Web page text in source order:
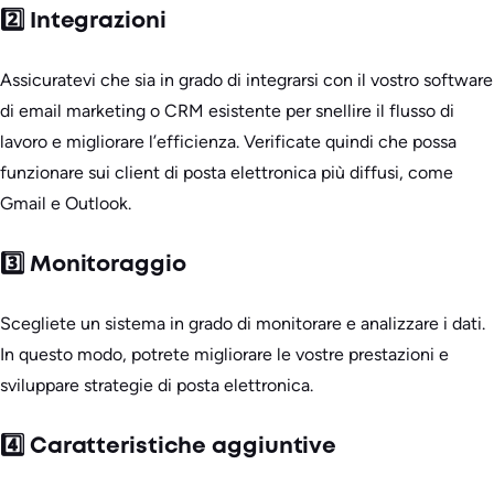
2️⃣ Integrazioni
Assicuratevi che sia in grado di integrarsi con il vostro software
di email marketing o CRM esistente per snellire il flusso di
lavoro e migliorare l’efficienza. Verificate quindi che possa
funzionare sui client di posta elettronica più diffusi, come
Gmail e Outlook.
3️⃣ Monitoraggio
Scegliete un sistema in grado di monitorare e analizzare i dati.
In questo modo, potrete migliorare le vostre prestazioni e
sviluppare strategie di posta elettronica.
4️⃣ Caratteristiche aggiuntive